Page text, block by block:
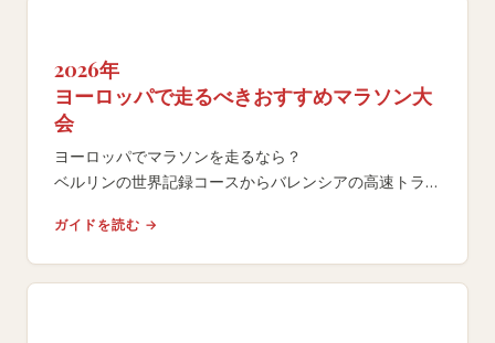
2026年
ヨーロッパで走るべきおすすめマラソン大
会
ヨーロッパでマラソンを走るなら？
ベルリンの世界記録コースからバレンシアの高速トラッ
ガイドを読む →